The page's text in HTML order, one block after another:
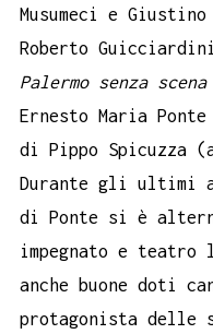
Musumeci e
Roberto
Palermo senza scena
Ernesto Maria
di Pippo Spicuzza
Durante gli
di Ponte si è
impegnato e teatro
anche buone doti
protagonista delle